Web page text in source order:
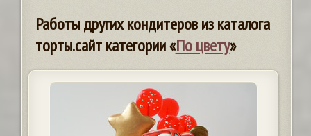
Работы других кондитеров из каталога
торты.сайт категории «По цвету»